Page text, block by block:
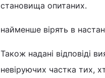
становища опитаних.
найменше вірять в
Також надані відповіді
невіруючих частка тих,